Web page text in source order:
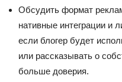
Обсудить формат
нативные интеграции и
если блогер будет
или рассказывать о
больше доверия.